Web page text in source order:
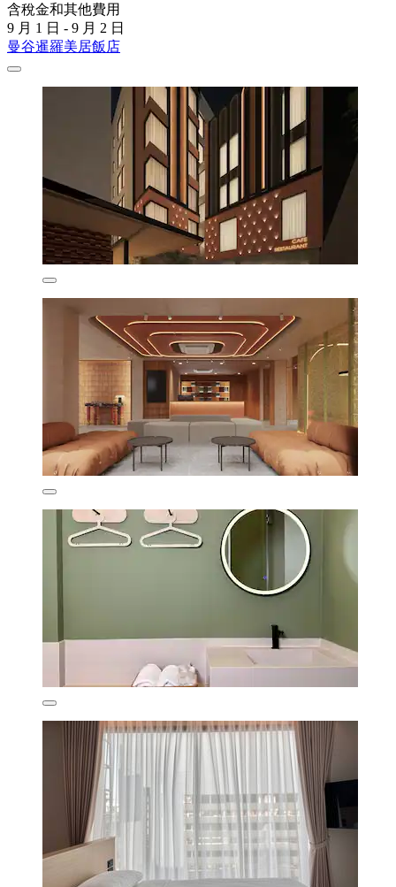
含稅金和其他費用
9 月 1 日 - 9 月 2 日
曼谷暹羅美居飯店